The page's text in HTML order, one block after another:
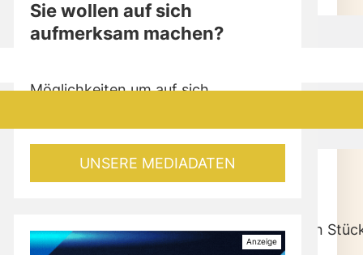
des Aperitifs 🥂
tief in die europäische Geschichte zurück – ein
Abend einzuleiten.
Sie wollen auf sich
aufmerksam machen?
Möglichkeiten um auf sich
UNSERE MEDIADATEN